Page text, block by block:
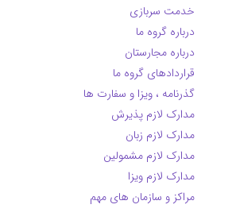
خدمت سربازی
درباره گروه ما
درباره مجارستان
قراردادهای گروه ما
گذرنامه ، ویزا و سفارت ها
مدارک لازم پذیرش
مدارک لازم زبان
مدارک لازم مشمولین
مدارک لازم ویزا
مراکز و سازمان های مهم